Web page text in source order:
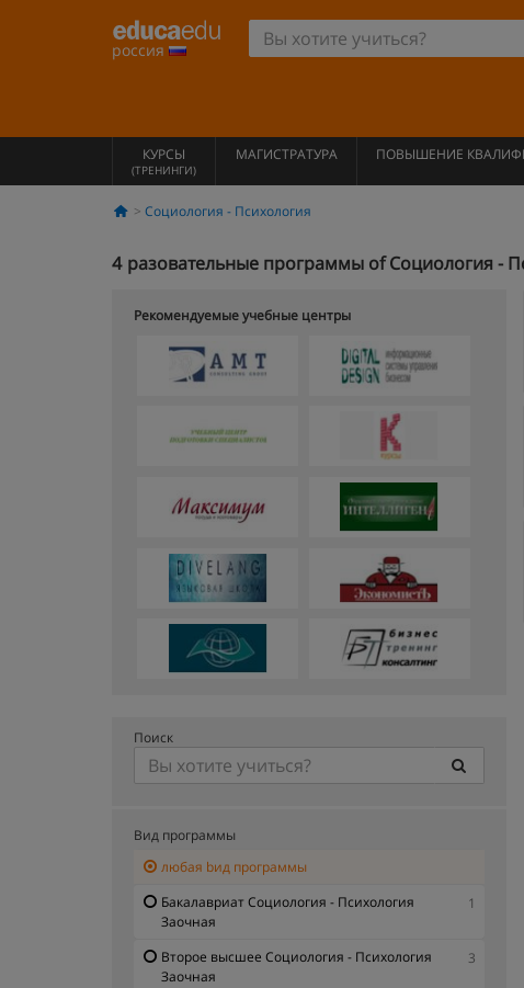
россия
КУРСЫ
(ТРЕНИНГИ)
МАГИСТРАТУРА ПОВЫШЕНИЕ
Социология - Психология
4 разовательные программы of Социология -
Рекомендуемые учебные центры
Поиск
Вид программы
любая bид программы
Бакалавриат Социология - Психология
Заочная
1
Второе высшее Социология - Психология
Заочная
3